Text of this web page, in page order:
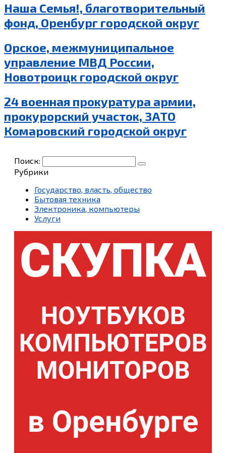
Наша Семья!, благотворительный
фонд, Оренбург городской округ
Орское, межмуниципальное
управление МВД России,
Новотроицк городской округ
24 военная прокуратура армии,
прокурорский участок, ЗАТО
Комаровский городской округ
Поиск:
Рубрики
Государство, власть, общество
Бытовая техника
Электроника, компьютеры
Услуги